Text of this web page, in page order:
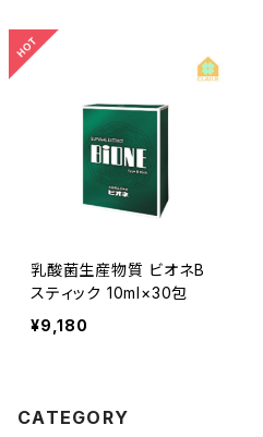
乳酸菌生産物質 ビオネB
スティック 10ml×30包
¥9,180
CATEGORY